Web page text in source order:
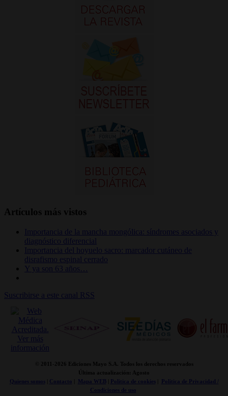
Artículos más vistos
Importancia de la mancha mongólica: síndromes asociados y
diagnóstico diferencial
Importancia del hoyuelo sacro: marcador cutáneo de
disrafismo espinal cerrado
Y ya son 63 años…
Suscribirse a este canal RSS
© 2011- 2026 Ediciones Mayo S.A. Todos los derechos reservados
Última actualización: Agosto
Quienes somos| Contacto Mapa WEB| Politica de cookies|
Politica de Privacidad /
Condiciones de uso